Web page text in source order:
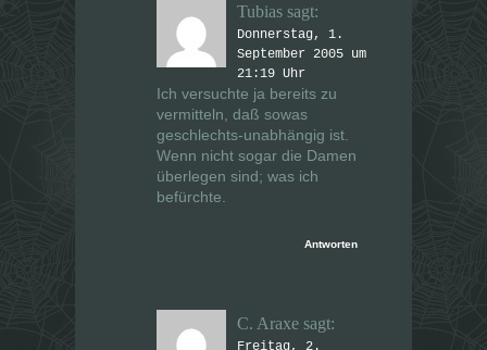
Tubias sagt:
Donnerstag, 1.
September 2005 um
21:19 Uhr
Ich versuchte ja bereits zu
vermitteln, daß sowas
geschlechts-unabhängig ist.
Wenn nicht sogar die Damen
überlegen sind; was ich
befürchte.
Antworten
C. Araxe sagt:
Freitag, 2.